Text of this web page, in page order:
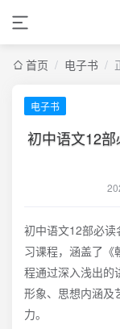
首页 / 电子书 /
电子书
初中语文12
初中语文12部必
习课程，涵盖了《
程通过深入浅出的
形象、思想内涵及
力。